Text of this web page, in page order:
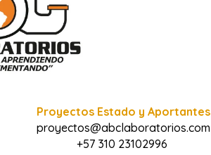
Proyectos Estado y Aportantes
proyectos@abclaboratorios.com
+57 310 23102996